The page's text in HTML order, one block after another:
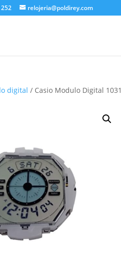
relojeria@poldirey.com
digital / Casio Modulo Digital 1031